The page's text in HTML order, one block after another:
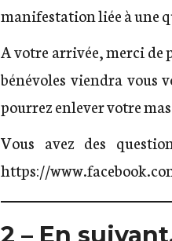
manifestation liée à une
A votre arrivée, merci de
bénévoles viendra vous
pourrez enlever votre
Vous avez des
https://